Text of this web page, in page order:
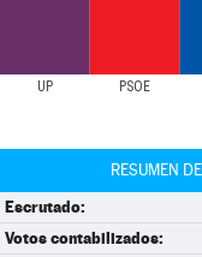
UP PSOE
RESUMEN
Escrutado:
Votos contabilizados: